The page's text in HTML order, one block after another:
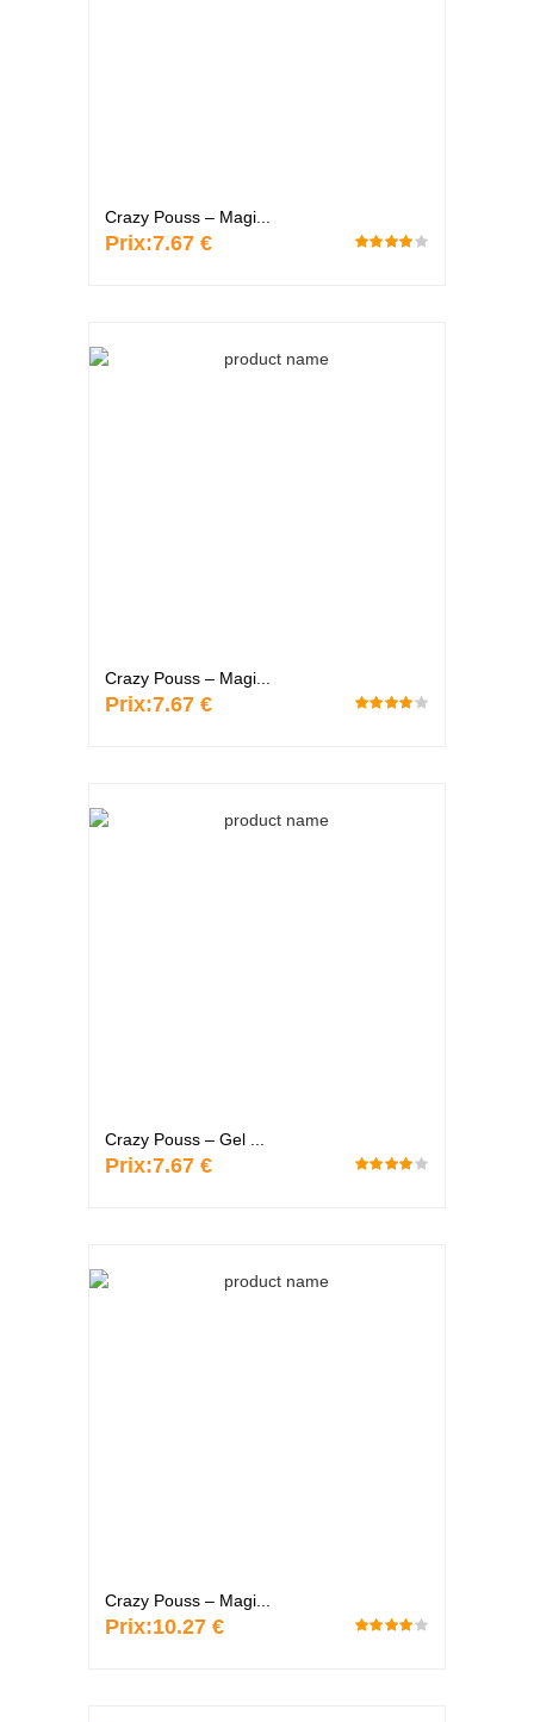
Crazy Pouss – Magi...
Prix:7.67 €
Crazy Pouss – Magi...
Prix:7.67 €
Crazy Pouss – Gel ...
Prix:7.67 €
Crazy Pouss – Magi...
Prix:10.27 €